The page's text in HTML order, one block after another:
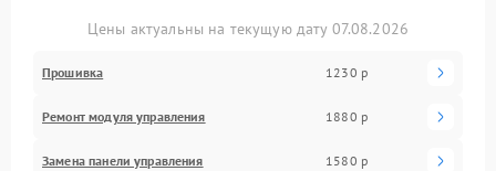
Цены актуальны на текущую дату 07.08.2026
Прошивка 1230 р
Ремонт модуля управления 1880 р
Замена панели управления 1580 р